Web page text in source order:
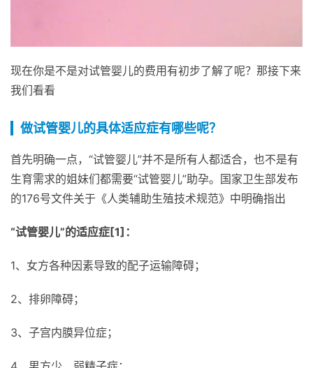
现在你是不是对试管婴儿的费用有初步了解了呢？那接下来
我们看看
做试管婴儿的具体适应症有哪些呢？
首先明确一点，“试管婴儿”并不是所有人都适合，也不是有
生育需求的姐妹们都需要“试管婴儿”助孕。国家卫生部发布
的176号文件关于《人类辅助生殖技术规范》中明确指出
“试管婴儿”的适应症[1]：
1、女方各种因素导致的配子运输障碍；
2、排卵障碍；
3、子宫内膜异位症；